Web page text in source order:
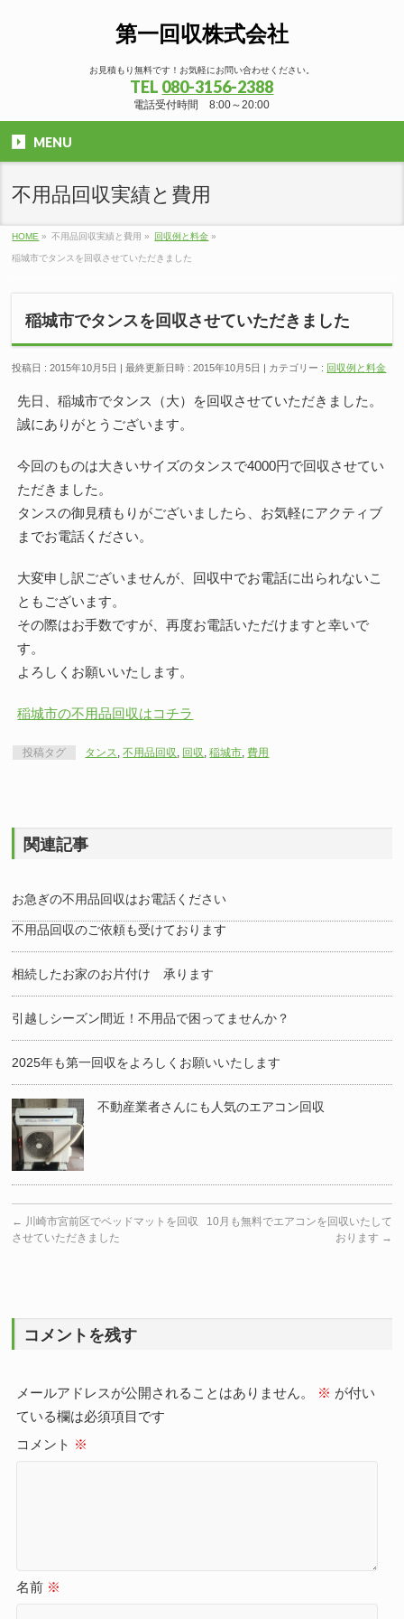
第一回収株式会社
お見積もり無料です！お気軽にお問い合わせください。
TEL 080-3156-2388
電話受付時間 8:00～20:00
MENU
不用品回収実績と費用
HOME » 不用品回収実績と費用 » 回収例と料金 »
稲城市でタンスを回収させていただきました
稲城市でタンスを回収させていただきました
投稿日 : 2015年10月5日 最終更新日時 : 2015年10月5日 カテゴリー : 回収例と料金
先日、稲城市でタンス（大）を回収させていただきました。
誠にありがとうございます。
今回のものは大きいサイズのタンスで4000円で回収させてい
ただきました。
タンスの御見積もりがございましたら、お気軽にアクティブ
までお電話ください。
大変申し訳ございませんが、回収中でお電話に出られないこ
ともございます。
その際はお手数ですが、再度お電話いただけますと幸いで
す。
よろしくお願いいたします。
稲城市の不用品回収はコチラ
投稿タグ タンス,不用品回収, 回収,稲城市, 費用
関連記事
お急ぎの不用品回収はお電話ください
不用品回収のご依頼も受けております
相続したお家のお片付け 承ります
引越しシーズン間近！不用品で困ってませんか？
2025年も第一回収をよろしくお願いいたします
不動産業者さんにも人気のエアコン回収
← 川崎市宮前区でベッドマットを回収
させていただきました
10月も無料でエアコンを回収いたして
おります →
コメントを残す
メールアドレスが公開されることはありません。 ※ が付い
ている欄は必須項目です
コメント ※
名前 ※